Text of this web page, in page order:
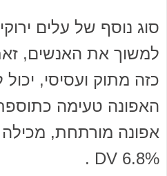
סוג נוסף של עלים
למשוך את האנשים,
כזה מתוק ועסיסי,
האפונה טעימה
6.8% DV .